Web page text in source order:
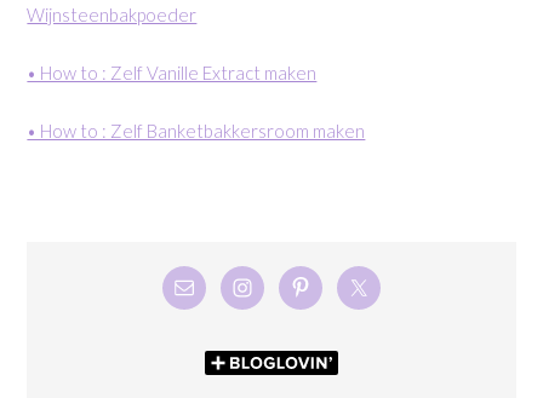
Wijnsteenbakpoeder
• How to : Zelf Vanille Extract maken
• How to : Zelf Banketbakkersroom maken